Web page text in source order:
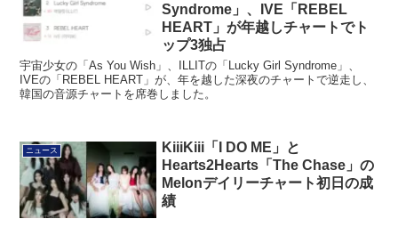
Syndrome」、IVE「REBEL
HEART」が年越しチャートでト
ップ3独占
宇宙少女の「As You Wish」、ILLITの「Lucky Girl Syndrome」、
IVEの「REBEL HEART」が、年を越した深夜のチャートで逆走し、
韓国の音源チャートを席巻しました。
ニュース
KiiiKiii「I DO ME」と
Hearts2Hearts「The Chase」の
Melonデイリーチャート初日の成
績